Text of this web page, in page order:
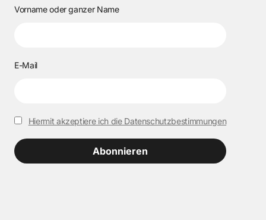
Vorname oder ganzer Name
E-Mail
Hiermit akzeptiere ich die Datenschutzbestimmungen